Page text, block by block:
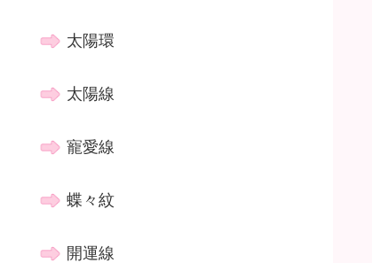
太陽環
太陽線
寵愛線
蝶々紋
開運線